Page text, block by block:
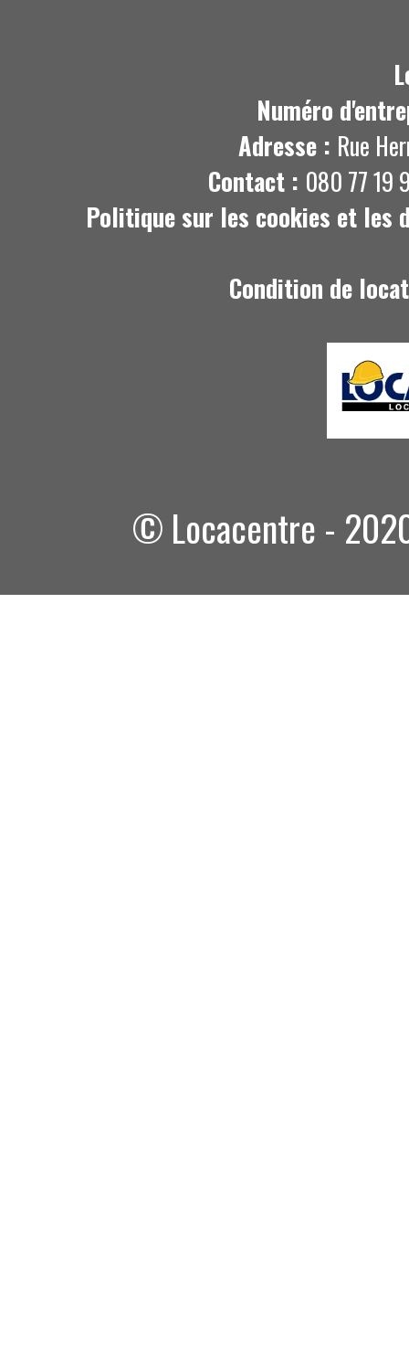
Numéro
Adresse : Rue
Contact : 080 77 19
Politique sur les cookies et les
Condition de
© Locacentre -